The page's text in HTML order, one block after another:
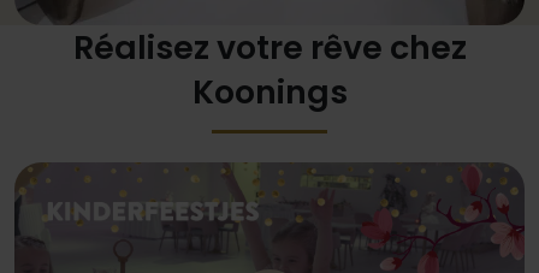
Réalisez votre rêve chez
Koonings